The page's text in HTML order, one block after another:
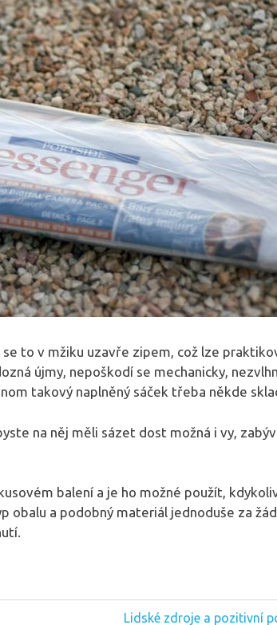
to v mžiku uzavře zipem, což lze
újmy, nepoškodí se mechanicky,
takový naplněný sáček třeba někde
na něj měli sázet dost možná i vy,
balení a je ho možné použít,
obalu a podobný materiál jednoduše za
Next
Lidské zdroje a pozitivní